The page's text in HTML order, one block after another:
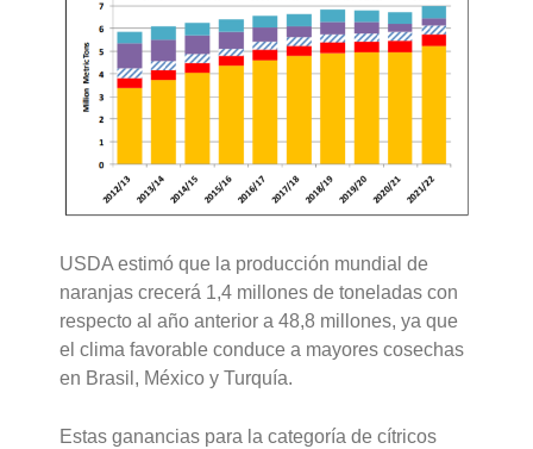
USDA estimó que la producción mundial de
naranjas crecerá 1,4 millones de toneladas con
respecto al año anterior a 48,8 millones, ya que
el clima favorable conduce a mayores cosechas
en Brasil, México y Turquía.
Estas ganancias para la categoría de cítricos